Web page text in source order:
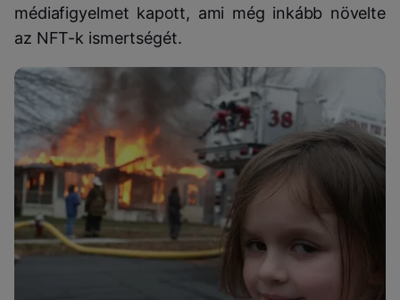
médiafigyelmet kapott, ami még inkább növelte
az NFT-k ismertségét.